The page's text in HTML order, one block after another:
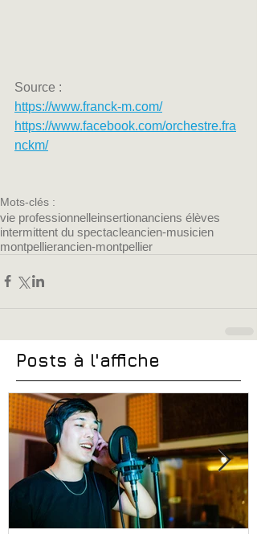
Source :
https://www.franck-m.com/
https://www.facebook.com/orchestre.fra
nckm/
Mots-clés :
vie professionnelleinsertionanciens élèves
intermittent du spectacleancien-musicien
montpellierancien-montpellier
Posts à l'affiche